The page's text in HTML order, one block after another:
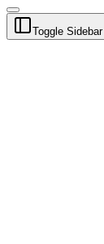
Toggle Sidebar